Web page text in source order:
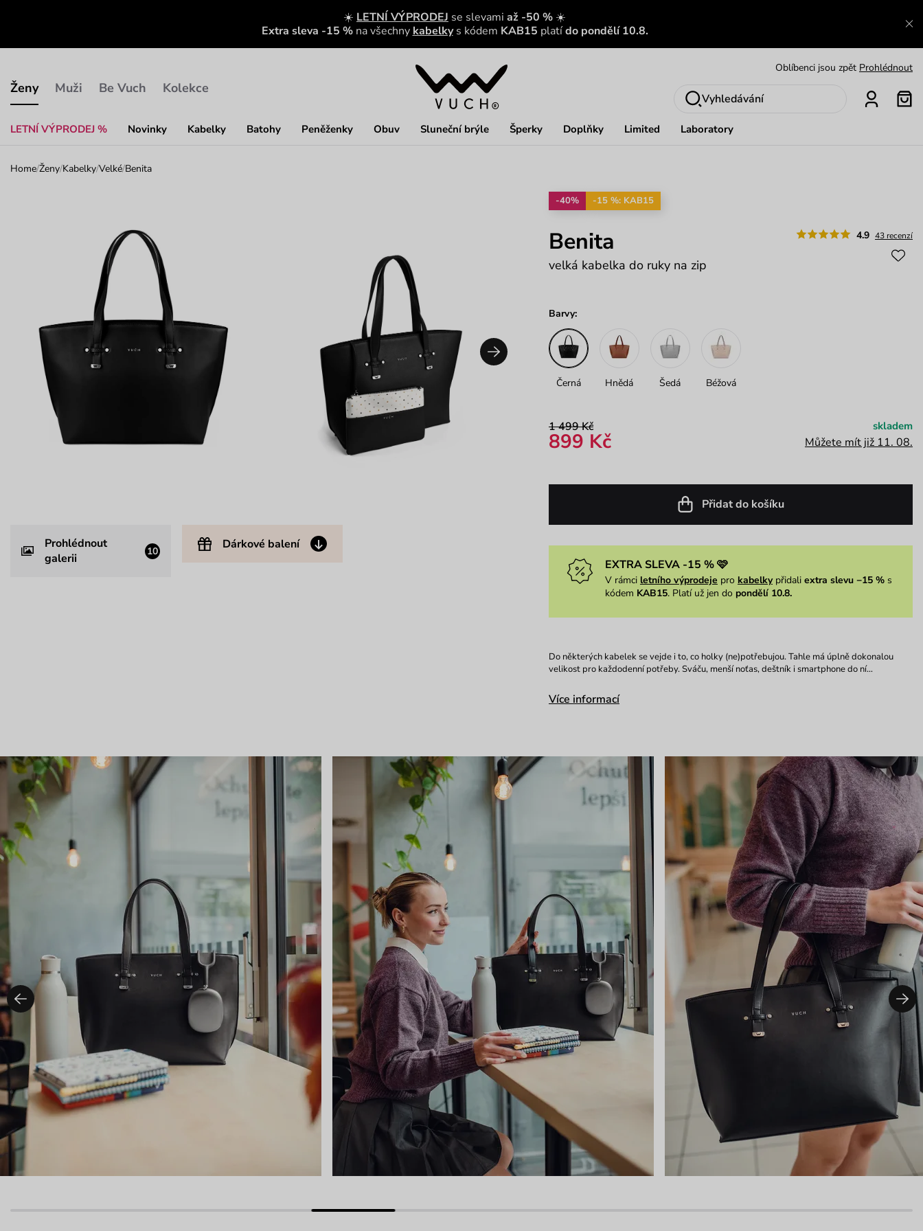
☀️ LETNÍ VÝPRODEJ se slevami až -50 % ☀️
Extra sleva -15 % na všechny kabelky s kódem KAB15 platído pondělí 10.8.
Ženy
LETNÍ VÝPRODEJ % Novinky Kabelky Batohy Peněženky Obuv Sluneční brýle Šperky Doplňky Limited Laboratory
Muži Be Vuch Kolekce
Nech se inspirovat Ukázat
Vyhledávání
Home/Ženy/Kabelky/Velké/Benita
Prohlédnout
galerii
10 Dárkové balení
-40% -15 %: KAB15
4.9 43 recenzí
Benita
velká kabelka do ruky na zip
Barvy:
Černá Hnědá Šedá Béžová
1 499 Kč
899 Kč
skladem
Můžete mít již 11. 08.
Přidat do košíku
EXTRA SLEVA -15 % 🩷
V rámci letního výprodeje pro kabelkypřidali extra slevu −15 %s
kódem KAB15. Platí už jen do pondělí 10.8.
Do některých kabelek se vejde i to, co holky (ne)potřebujou. Tahle má úplně dokonalou
velikost pro každodenní potřeby. Sváču, menší noťas, deštník i smartphone do ní…
Více informací